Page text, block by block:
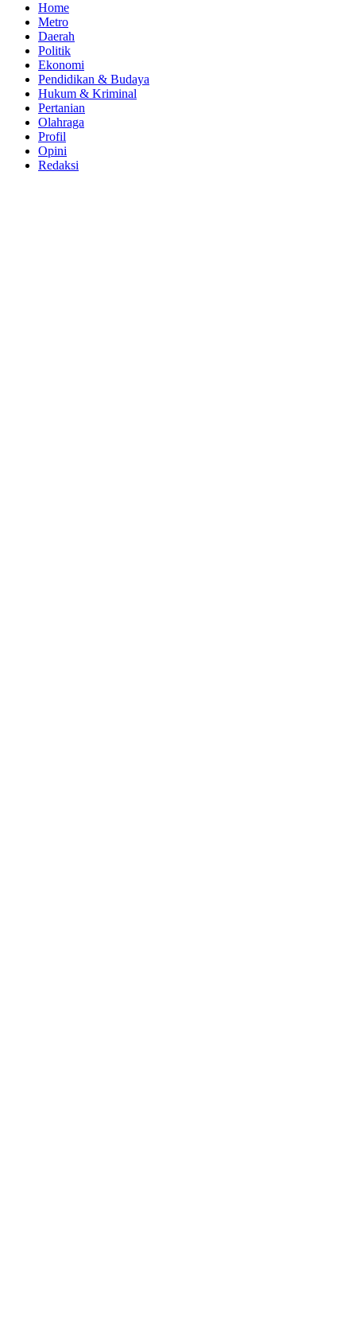
Home
Metro
Daerah
Politik
Ekonomi
Pendidikan & Budaya
Hukum & Kriminal
Pertanian
Olahraga
Profil
Opini
Redaksi